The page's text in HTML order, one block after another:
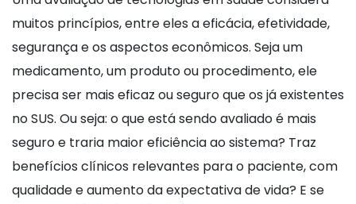
muitos princípios, entre eles a eficácia, efetividade,
segurança e os aspectos econômicos. Seja um
medicamento, um produto ou procedimento, ele
precisa ser mais eficaz ou seguro que os já existentes
no SUS. Ou seja: o que está sendo avaliado é mais
seguro e traria maior eficiência ao sistema? Traz
benefícios clínicos relevantes para o paciente, com
qualidade e aumento da expectativa de vida? E se